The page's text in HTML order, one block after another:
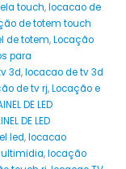
touch,locacao de
de totem touch
de totem,Locação
para
3d,locacao de tv 3d
de tv rj,Locação e
DE LED
DE LED
led,locacao
,locação